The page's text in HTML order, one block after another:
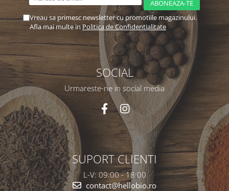
Vreau sa primesc newsletter cu promotiile magazinului.
Afla mai multe inPolitica de Confidentialitate
SOCIAL
Urmareste-ne in social media
SUPORT CLIENTI
L-V: 09:00 - 18:00
contact@hellobio.ro